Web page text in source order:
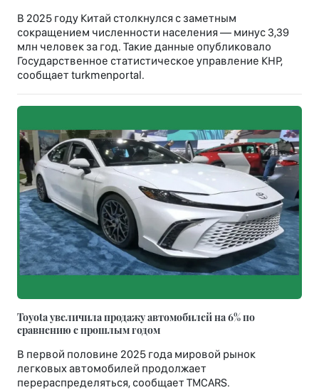
В 2025 году Китай столкнулся с заметным
сокращением численности населения — минус 3,39
млн человек за год. Такие данные опубликовало
Государственное статистическое управление КНР,
сообщает turkmenportal.
Toyota увеличила продажу автомобилей на 6% по
сравнению с прошлым годом
В первой половине 2025 года мировой рынок
легковых автомобилей продолжает
перераспределяться, сообщает TMCARS.